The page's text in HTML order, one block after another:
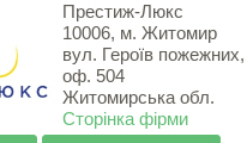
Престиж-Люкс
10006, м. Житомир
вул. Героїв
оф. 504
Житомирська обл.
Сторінка фірми